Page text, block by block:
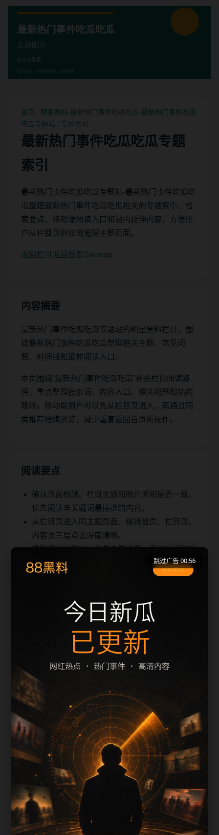
首页
明星黑料-最新热门事件吃瓜吃瓜-最新热门事件吃瓜
吃瓜专题站
最新热门事件吃瓜吃瓜专题
索引
最新热门事件吃瓜吃瓜专题站-最新热门事件吃瓜吃
瓜整理最新热门事件吃瓜吃瓜相关的专题索引、检
索要点、移动端阅读入口和站内延伸内容，方便用
户从栏目页继续浏览同主题页面。
返回栏目 返回首页 Sitemap
内容摘要
最新热门事件吃瓜吃瓜专题站的明星黑料栏目，围
绕最新热门事件吃瓜吃瓜整理相关主题、常见问
题、时间线和延伸阅读入口。
本页围绕“最新热门事件吃瓜吃瓜”补充栏目阅读路
径，重点整理搜索词、内容入口、相关问题和站内
跳转。移动端用户可以先从栏目页进入，再通过同
类推荐继续浏览，减少重复返回首页的操作。
阅读要点
确认页面标题、栏目主题和图片说明是否一致，
优先阅读与关键词最接近的内容。
从栏目页进入同主题页面，保持首页、栏目页、
内容页三层点击深度清晰。
遇到相似标题时，优先查看摘要、更新时间和站
内推荐，避免重复浏览。
最新热门事件吃瓜吃瓜更新脉络
最新热门事件吃瓜吃瓜检索指南
最新热门事件吃瓜吃瓜热点问答
最新热门事件吃瓜吃瓜专题索引
上一篇
用户继续浏览
最新热门事件吃瓜吃瓜专题索引围绕cgzn补充搜索
场景、栏目入口、图片说明和站内推荐。文章末尾
保留同类推荐、上一篇和下一篇，让用户在三次点
击内找到相关页面，也让搜索引擎更容易发现站内
层级。
跳过广告 00:56